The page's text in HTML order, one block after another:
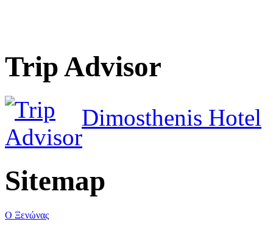
Trip Advisor
Dimosthenis Hotel
Sitemap
Ο Ξενώνας